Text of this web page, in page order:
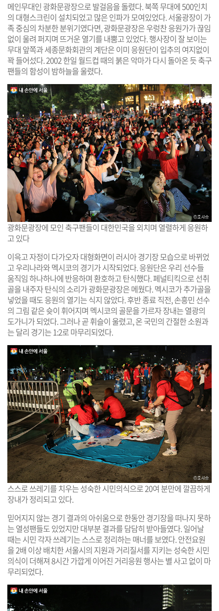
메인무대인 광화문광장으로 발걸음을 돌렸다. 북쪽 무대에 500인치
의 대형스크린이 설치되었고 많은 인파가 모여있었다. 서울광장이 가
족 중심의 차분한 분위기였다면, 광화문광장은 우렁찬 응원가가 끊임
없이 울려 퍼지며 뜨거운 열기를 내뿜고 있었다. 행사장이 잘 보이는
무대 앞쪽과 세종문화회관의 계단은 이미 응원단이 입추의 여지없이
꽉 들어섰다. 2002 한일 월드컵 때의 붉은 악마가 다시 돌아온 듯 축구
팬들의 함성이 밤하늘을 울렸다.
광화문광장에 모인 축구팬들이 대한민국을 외치며 열렬하게 응원하
고 있다
이윽고 자정이 다가오자 대형화면이 러시아 경기장 모습으로 바뀌었
고 우리나라와 멕시코의 경기가 시작되었다. 응원단은 우리 선수들
움직임 하나하나에 반응하며 환호하고 탄식했다. 페널티킥으로 선취
골을 내주자 탄식의 소리가 광화문광장은 메웠다. 멕시코가 추가골을
넣었을 때도 응원의 열기는 식지 않았다. 후반 종료 직전, 손흥민 선수
의 그림 같은 슛이 휘어지며 멕시코의 골문을 가르자 장내는 열광의
도가니가 되었다. 그러나 곧 휘슬이 울렸고, 온 국민의 간절한 소원과
는 달리 경기는 1:2로 마무리되었다.
스스로 쓰레기를 치우는 성숙한 시민의식으로 20여 분만에 깔끔하게
장내가 정리되고 있다.
믿어지지 않는 경기 결과의 아쉬움으로 한동안 경기장을 떠나지 못하
는 열성팬들도 있었지만 대부분 결과를 담담히 받아들였다. 일어날
때는 시민 각자 쓰레기는 스스로 정리하는 매너를 보였다. 안전요원
을 2배 이상 배치한 서울시의 지원과 거리질서를 지키는 성숙한 시민
의식이 더해져 8시간 가깝게 이어진 거리응원 행사는 별 사고 없이 마
무리되었다.